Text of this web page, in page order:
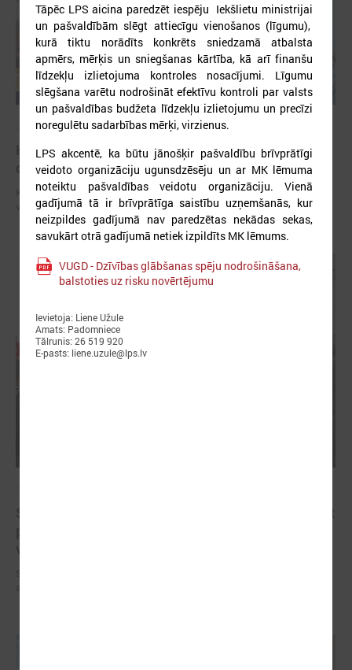
2025. gada 27. novembris
Komitejā iekšlietu ministru aicina pilnveidot
civilās aizsardzības vadlīnijas
Komitejā iekšlietu ministru aicina pilnveidot civilās aizsardzības
vadlīnijas
Tāpēc LPS aicina paredzēt iespēju Iekšlietu ministrijai
un pašvaldībām slēgt attiecīgu vienošanos (līgumu),
kurā tiktu norādīts konkrēts sniedzamā atbalsta
apmērs, mērķis un sniegšanas kārtība, kā arī finanšu
līdzekļu izlietojuma kontroles nosacījumi. Līgumu
slēgšana varētu nodrošināt efektīvu kontroli par valsts
un pašvaldības budžeta līdzekļu izlietojumu un precīzi
noregulētu sadarbības mērķi, virzienus.
LPS akcentē, ka būtu jānošķir pašvaldību brīvprātīgi
veidoto organizāciju ugunsdzēsēju un ar MK lēmuma
noteiktu pašvaldības veidotu organizāciju. Vienā
gadījumā tā ir brīvprātīga saistību uzņemšanās, kur
neizpildes gadījumā nav paredzētas nekādas sekas,
savukārt otrā gadījumā netiek izpildīts MK lēmums.
VUGD - Dzīvības glābšanas spēju nodrošināšana,
balstoties uz risku novērtējumu
Ievietoja: Liene Užule
Amats: Padomniece
Tālrunis: 26 519 920
E-pasts: liene.uzule@lps.lv